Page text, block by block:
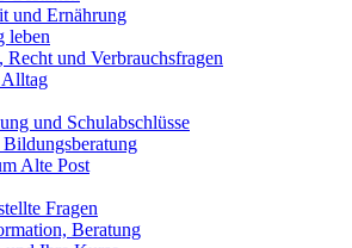
und Ernährung
leben
Recht und Verbrauchsfragen
und Schulabschlüsse
Alte Post
Fragen
Beratung